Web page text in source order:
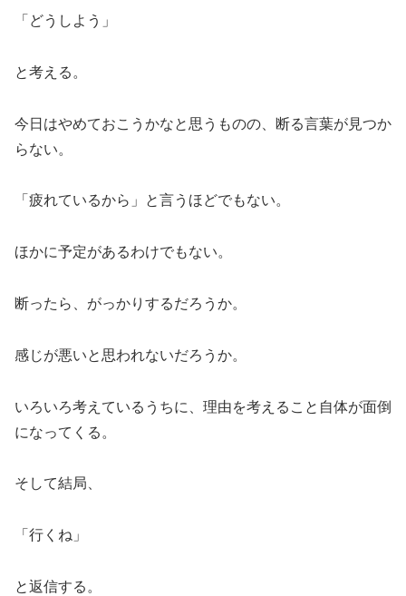
「どうしよう」
と考える。
今日はやめておこうかなと思うものの、断る言葉が見つか
らない。
「疲れているから」と言うほどでもない。
ほかに予定があるわけでもない。
断ったら、がっかりするだろうか。
感じが悪いと思われないだろうか。
いろいろ考えているうちに、理由を考えること自体が面倒
になってくる。
そして結局、
「行くね」
と返信する。